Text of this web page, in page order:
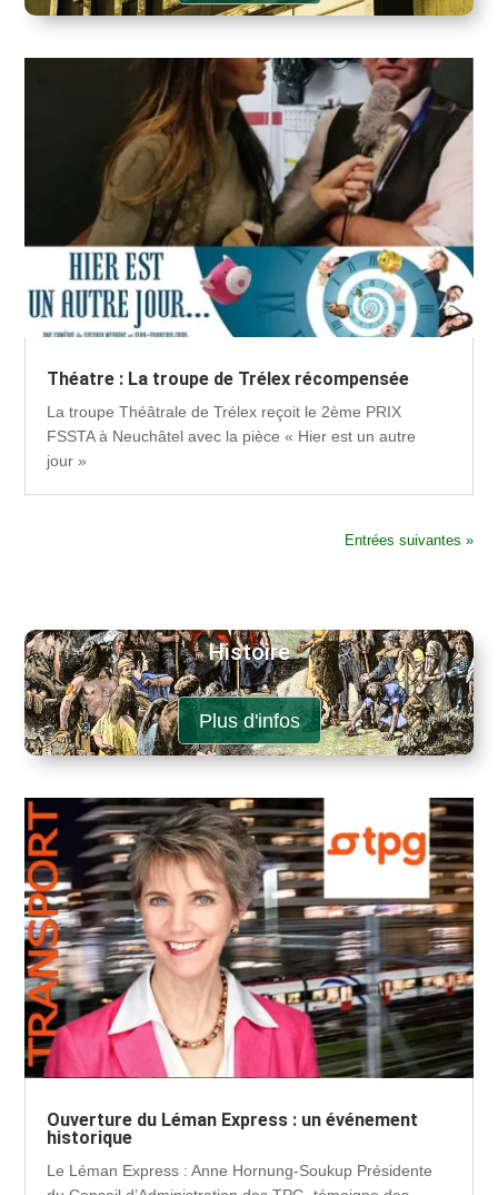
Théatre : La troupe de Trélex récompensée
La troupe Théâtrale de Trélex reçoit le 2ème PRIX
FSSTA à Neuchâtel avec la pièce « Hier est un autre
jour »
Entrées suivantes »
Histoire
Plus d'infos
Ouverture du Léman Express : un événement
historique
Le Léman Express : Anne Hornung-Soukup Présidente